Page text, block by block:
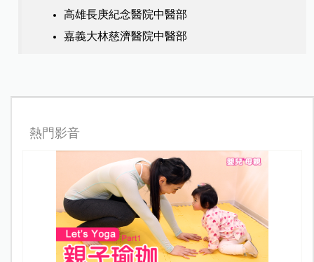
高雄長庚紀念醫院中醫部
嘉義大林慈濟醫院中醫部
熱門影音